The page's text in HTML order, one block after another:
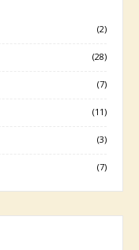
(2)
(28)
(7)
(11)
(3)
(7)